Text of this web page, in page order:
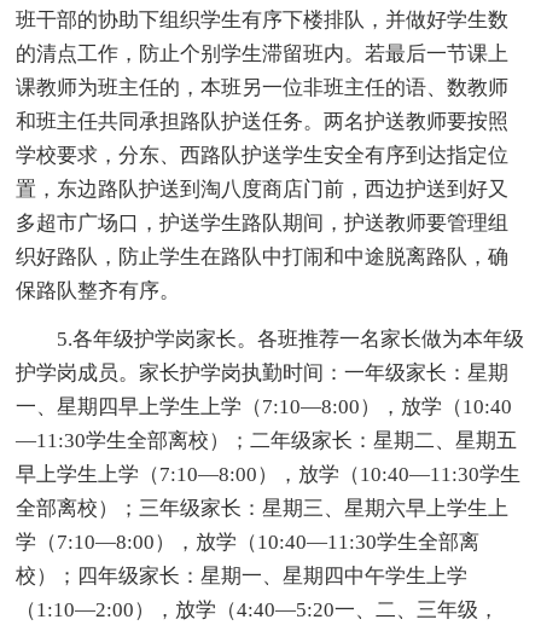
班干部的协助下组织学生有序下楼排队，并做好学生数
的清点工作，防止个别学生滞留班内。若最后一节课上
课教师为班主任的，本班另一位非班主任的语、数教师
和班主任共同承担路队护送任务。两名护送教师要按照
学校要求，分东、西路队护送学生安全有序到达指定位
置，东边路队护送到淘八度商店门前，西边护送到好又
多超市广场口，护送学生路队期间，护送教师要管理组
织好路队，防止学生在路队中打闹和中途脱离路队，确
保路队整齐有序。
5.各年级护学岗家长。各班推荐一名家长做为本年级
护学岗成员。家长护学岗执勤时间：一年级家长：星期
一、星期四早上学生上学（7:10—8:00），放学（10:40
—11:30学生全部离校）；二年级家长：星期二、星期五
早上学生上学（7:10—8:00），放学（10:40—11:30学生
全部离校）；三年级家长：星期三、星期六早上学生上
学（7:10—8:00），放学（10:40—11:30学生全部离
校）；四年级家长：星期一、星期四中午学生上学
（1:10—2:00），放学（4:40—5:20一、二、三年级，